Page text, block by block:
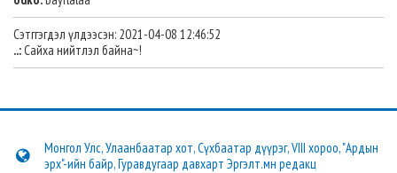
Сэтггэгдэл үлдээсэн: 2021-04-08 12:46:52
..:Сайха нийтлэл байна~!
Монгол Улс, Улаанбаатар хот, Сүхбаатар дүүрэг, VIII хороо, "Ардын
эрх"-ийн байр, Гуравдугаар давхарт Эргэлт.мн редакц